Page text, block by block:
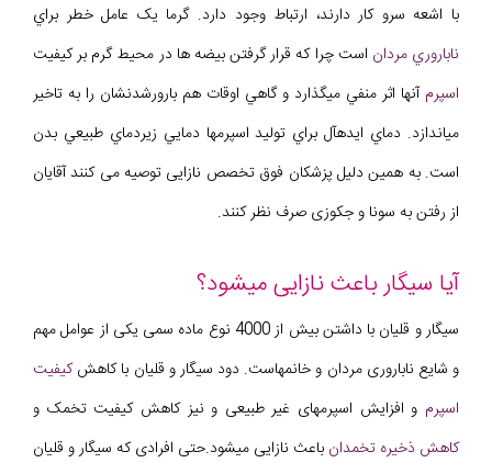
با اشعه سرو کار دارند، ارتباط وجود دارد. گرما يک عامل خطر براي
ناباروري مردان است چرا که قرار گرفتن بيضه ها در محيط گرم بر کيفيت
اسپرمآنها اثر منفي ميگذارد و گاهي اوقات هم بارورشدنشان را به تاخير
مياندازد. دماي ايدهآل براي توليد اسپرمها دمايي زيردماي طبيعي بدن
است. به همین دلیل پزشکان فوق تخصص نازایی توصیه می کنند آقایان
از رفتن به سونا و جکوزی صرف نظر کنند.
آیا سیگار باعث نازایی میشود؟
سیگار و قلیان با داشتن بیش از 4000 نوع ماده سمی یکی از عوامل مهم
و شایع ناباروری مردان و خانمهاست. دود سیگار و قلیان با کاهشکیفیت
اسپرم و افزایش اسپرمهای غیر طبیعی و نیز کاهش کیفیت تخمک و
کاهش ذخیره تخمدان باعث نازایی میشود.حتی افرادی که سیگار و قلیان